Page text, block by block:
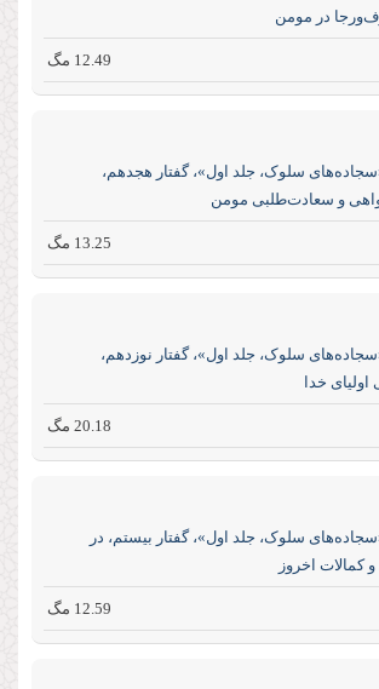
در مومن
12.49 مگ
سلوک، جلد اول»، گفتار هجدهم،
و سعادت‌طلبی مومن
13.25 مگ
سلوک، جلد اول»، گفتار نوزدهم،
خدا
20.18 مگ
سلوک، جلد اول»، گفتار بیستم، در
اخروز
12.59 مگ